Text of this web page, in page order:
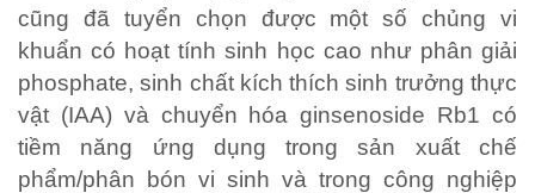
cũng đã tuyển chọn được một số chủng vi
khuẩn có hoạt tính sinh học cao như phân giải
phosphate, sinh chất kích thích sinh trưởng thực
vật (IAA) và chuyển hóa ginsenoside Rb1 có
tiềm năng ứng dụng trong sản xuất chế
phẩm/phân bón vi sinh và trong công nghiệp